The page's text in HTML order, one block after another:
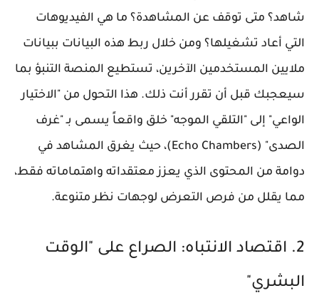
شاهد؟ متى توقف عن المشاهدة؟ ما هي الفيديوهات
التي أعاد تشغيلها؟ ومن خلال ربط هذه البيانات ببيانات
ملايين المستخدمين الآخرين، تستطيع المنصة التنبؤ بما
سيعجبك قبل أن تقرر أنت ذلك. هذا التحول من "الاختيار
الواعي" إلى "التلقي الموجه" خلق واقعاً يسمى بـ "غرف
الصدى" (Echo Chambers)، حيث يغرق المشاهد في
دوامة من المحتوى الذي يعزز معتقداته واهتماماته فقط،
مما يقلل من فرص التعرض لوجهات نظر متنوعة.
2. اقتصاد الانتباه: الصراع على "الوقت
البشري"